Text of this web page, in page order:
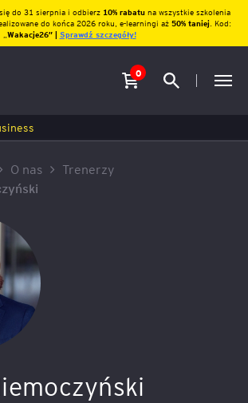
do 31 sierpnia i odbierz10% rabatu na wszystkie szkolenia
do końca 2026 roku, e-learningi aż 50% taniej. Kod:
Wakacje26″ | Sprawdź szczegóły!
0
O nas
Trenerzy